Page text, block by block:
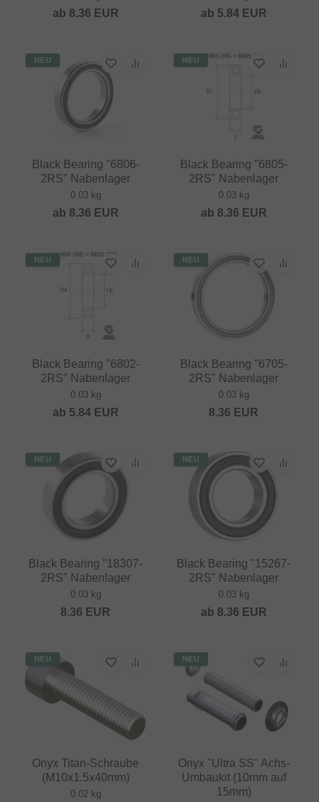
ab 8.36 EUR ab 5.84EUR
NEU
Black Bearing "6806-
2RS" Nabenlager
0.03 kg
ab 8.36 EUR
NEU
Black Bearing "6805-
2RS" Nabenlager
0.03 kg
ab 8.36 EUR
NEU
Black Bearing "6802-
2RS" Nabenlager
0.03 kg
ab 5.84EUR
NEU
Black Bearing "6705-
2RS" Nabenlager
0.03 kg
8.36 EUR
NEU
Black Bearing "18307-
2RS" Nabenlager
0.03 kg
8.36 EUR
NEU
Black Bearing "15267-
2RS" Nabenlager
0.03 kg
ab 8.36 EUR
NEU
Onyx Titan-Schraube
(M10x1.5x40mm)
0.02 kg
NEU
Onyx "Ultra SS" Achs-
Umbaukit (10mm auf
15mm)